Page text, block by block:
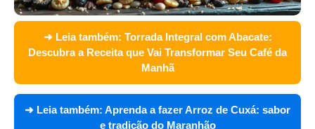
➜ Leia também: Torrada Integral com Abacate:
Descubra a Receita que Vai Transformar Seu Café da
Manhã
➜ Leia também: Aprenda a fazer Arroz de Cuxá: sabor
e tradição do Maranhão